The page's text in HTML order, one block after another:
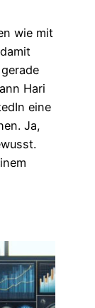
wie mit
Hari
eine
Ja,